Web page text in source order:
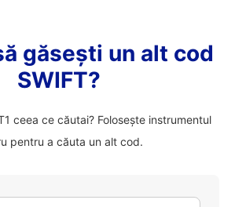
găsești un alt cod
SWIFT?
ceea ce căutai? Folosește instrumentul
pentru a căuta un alt cod.